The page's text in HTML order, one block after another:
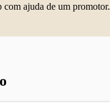
com ajuda de um promotor.